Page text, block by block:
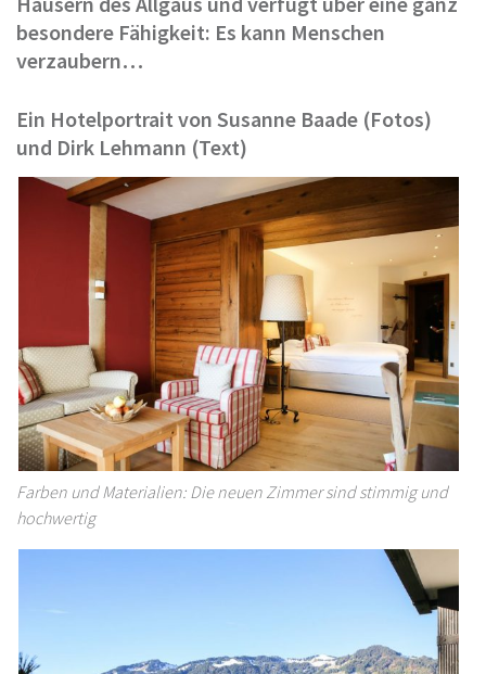
besondere Fähigkeit: Es kann Menschen
verzaubern…
Ein Hotelportrait von Susanne Baade (Fotos)
und Dirk Lehmann (Text)
Farben und Materialien: Die neuen Zimmer sind stimmig und
hochwertig